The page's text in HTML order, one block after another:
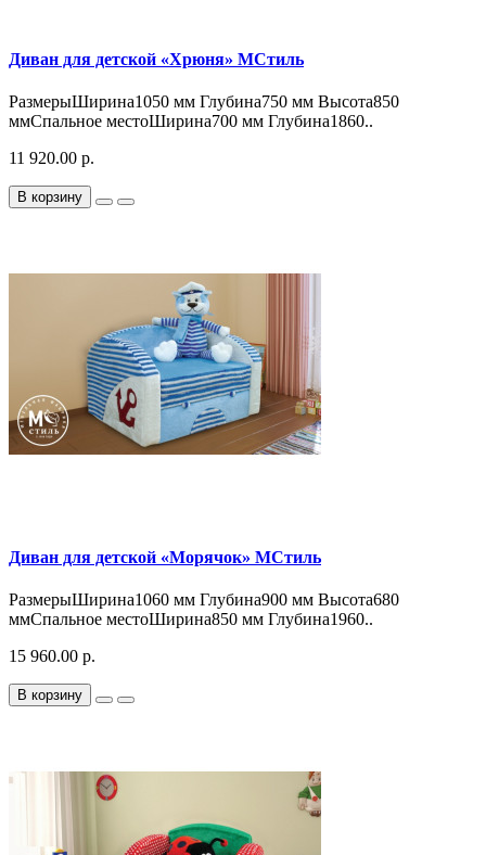
Диван для детской «Хрюня» МСтиль
РазмерыШирина1050 мм Глубина750 мм Высота850
ммСпальное местоШирина700 мм Глубина1860..
11 920.00 р.
В корзину
Диван для детской «Морячок» МСтиль
РазмерыШирина1060 мм Глубина900 мм Высота680
ммСпальное местоШирина850 мм Глубина1960..
15 960.00 р.
В корзину